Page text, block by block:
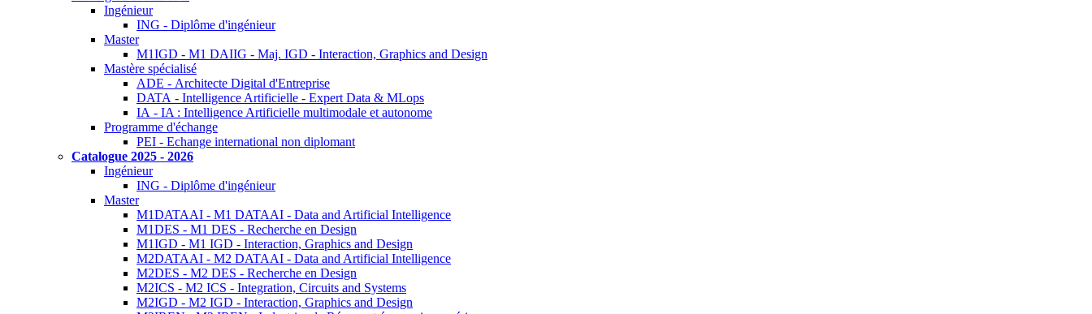
Ingénieur
ING - Diplôme d'ingénieur
Master
M1IGD - M1 DAIIG - Maj. IGD - Interaction, Graphics and Design
Mastère spécialisé
ADE - Architecte Digital d'Entreprise
DATA - Intelligence Artificielle - Expert Data & MLops
IA - IA : Intelligence Artificielle multimodale et autonome
Programme d'échange
PEI - Echange international non diplomant
Catalogue 2025 - 2026
Ingénieur
ING - Diplôme d'ingénieur
Master
M1DATAAI - M1 DATAAI - Data and Artificial Intelligence
M1DES - M1 DES - Recherche en Design
M1IGD - M1 IGD - Interaction, Graphics and Design
M2DATAAI - M2 DATAAI - Data and Artificial Intelligence
M2DES - M2 DES - Recherche en Design
M2ICS - M2 ICS - Integration, Circuits and Systems
M2IGD - M2 IGD - Interaction, Graphics and Design